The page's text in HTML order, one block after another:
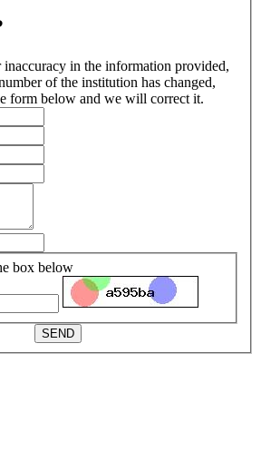
in the information provided,
of the institution has changed,
form below and we will correct it.
box below
SEND